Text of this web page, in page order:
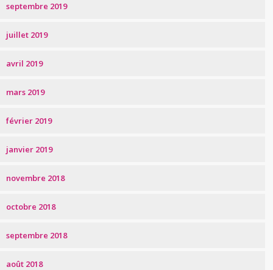
septembre 2019
juillet 2019
avril 2019
mars 2019
février 2019
janvier 2019
novembre 2018
octobre 2018
septembre 2018
août 2018